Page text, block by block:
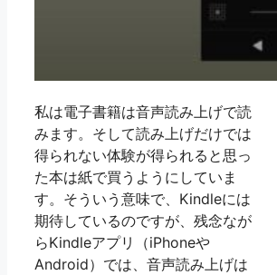
私は電子書籍は音声読み上げで読
みます。そして読み上げだけでは
得られない体験が得られると思っ
た本は紙で買うようにしていま
す。そういう意味で、Kindleには
期待しているのですが、残念なが
らKindleアプリ（iPhoneや
Android）では、音声読み上げは